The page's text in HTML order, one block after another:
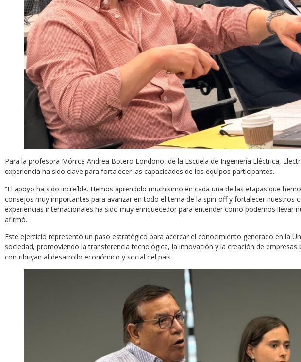
Para la profesora Mónica Andrea Botero Londoño, de la Escuela de Ingeniería Eléctrica,
experiencia ha sido clave para fortalecer las capacidades de los equipos participantes.
“El apoyo ha sido increíble. Hemos aprendido muchísimo en cada una de las etapas que
consejos muy importantes para avanzar en todo el tema de la spin-off y fortalecer nuestros
experiencias internacionales ha sido muy enriquecedor para entender cómo podemos llevar
afirmó.
Este ejercicio representó un paso estratégico para acercar el conocimiento generado en la
sociedad, promoviendo la transferencia tecnológica, la innovación y la creación de empresas
contribuyan al desarrollo económico y social del país.